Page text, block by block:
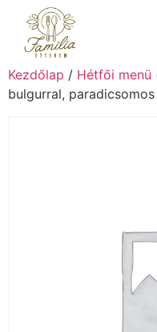
Kezdőlap / Hétfői menü
bulgurral, paradicsomos